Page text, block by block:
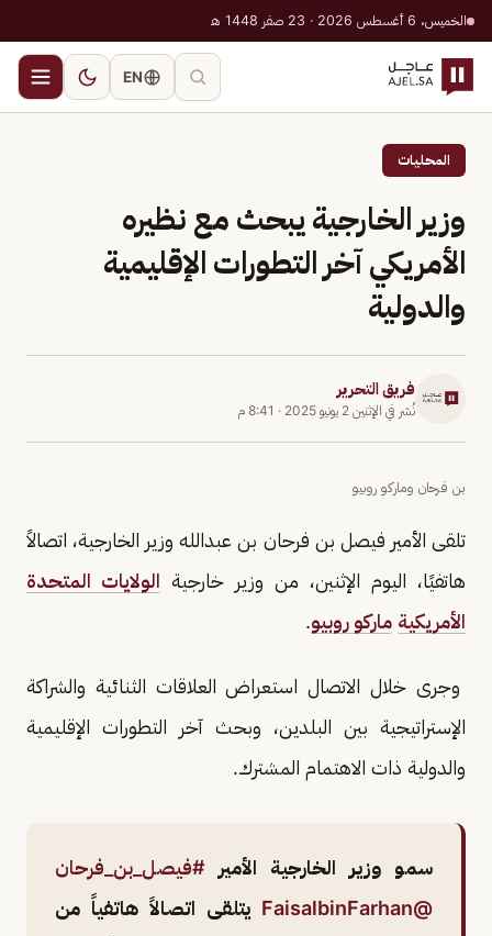
الخميس، 6 أغسطس 2026 · 23 صفر 1448 هـ
EN
المحليات
وزير الخارجية يبحث مع نظيره
الأمريكي آخر التطورات الإقليمية
والدولية
فريق التحرير
نُشر في الإثنين 2 يونيو 2025 · 8:41 م
بن فرحان وماركو روبيو
تلقى الأمير فيصل بن فرحان بن عبدالله وزير الخارجية، اتصالاً
هاتفيًا، اليوم الإثنين، من وزير خارجية الولايات المتحدة
الأمريكية ماركو روبيو.
وجرى خلال الاتصال استعراض العلاقات الثنائية والشراكة
الإستراتيجية بين البلدين، وبحث آخر التطورات الإقليمية
والدولية ذات الاهتمام المشترك.
سمو وزير الخارجية الأمير #فيصل_بن_فرحان
@FaisalbinFarhan
يتلقى اتصالاً هاتفياً من